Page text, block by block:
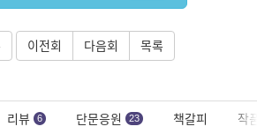
이전회 다음회 목록
리뷰 6 단문응원 23 책갈피 작